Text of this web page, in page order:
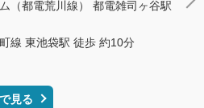
（都電荒川線） 都電雑司ヶ谷駅
線 東池袋駅 徒歩 約10分
見る